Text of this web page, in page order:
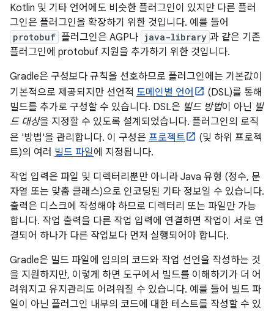
Kotlin 및 기타 언어에도 비슷한 플러그인이 있지만 다른 플러
그인은 플러그인을 확장하기 위한 것입니다. 예를 들어
protobuf 플러그인은 AGP나 java-library 과 같은 기존
플러그인에 protobuf 지원을 추가하기 위한 것입니다.
Gradle은 구성보다 규칙을 선호하므로 플러그인에는 기본값이
기본적으로 제공되지만 선언적 도메인별 언어
(DSL)를 통해
빌드를 추가로 구성할 수 있습니다. DSL은 빌드 방법이 아닌 빌
드 대상을 지정할 수 있도록 설계되었습니다. 플러그인의 로직
은 '방법'을 관리합니다. 이 구성은 프로젝트
(및 하위 프로젝
트)의 여러 빌드 파일에 지정됩니다.
작업 입력은 파일 및 디렉터리뿐만 아니라 Java 유형 (정수, 문
자열 또는 맞춤 클래스)으로 인코딩된 기타 정보일 수 있습니다.
출력은 디스크에 작성해야 하므로 디렉터리 또는 파일만 가능
합니다. 작업 출력을 다른 작업 입력에 연결하면 작업이 서로 연
결되어 하나가 다른 작업보다 먼저 실행되어야 합니다.
Gradle은 빌드 파일에 임의의 코드와 작업 선언을 작성하는 것
을 지원하지만, 이렇게 하면 도구에서 빌드를 이해하기가 더 어
려워지고 유지관리도 어려워질 수 있습니다. 예를 들어 빌드 파
일이 아닌 플러그인 내부의 코드에 대한 테스트를 작성할 수 있